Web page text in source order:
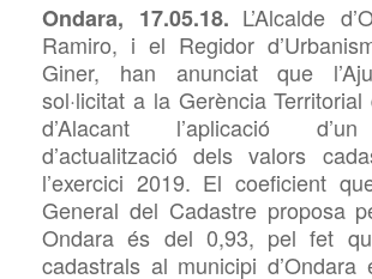
Ondara, 17.05.18. L’Alcalde
Ramiro, i el Regidor
Giner, han anunciat que
sol·licitat a la Gerència
d’Alacant l’aplicació
d’actualització dels valors
l’exercici 2019. El coeficient
General del Cadastre proposa
Ondara és del 0,93, pel fet
cadastrals al municipi d’Ondara